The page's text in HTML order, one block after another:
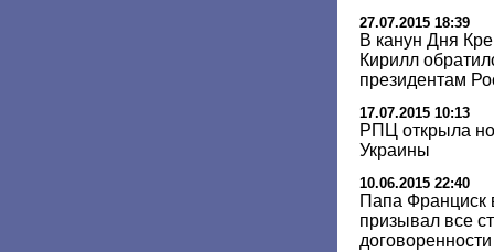
27.07.2015 18:39
В канун Дня
Кирилл
президентам
17.07.2015 10:13
РПЦ открыла
Украины
10.06.2015 22:40
Папа Франциск
призывал все
договоренности